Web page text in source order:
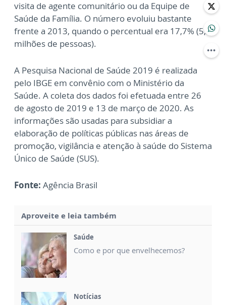
visita de agente comunitário ou da Equipe de
Saúde da Família. O número evoluiu bastante
frente a 2013, quando o percentual era 17,7% (5,3
milhões de pessoas).
A Pesquisa Nacional de Saúde 2019 é realizada
pelo IBGE em convênio com o Ministério da
Saúde. A coleta dos dados foi efetuada entre 26
de agosto de 2019 e 13 de março de 2020. As
informações são usadas para subsidiar a
elaboração de políticas públicas nas áreas de
promoção, vigilância e atenção à saúde do Sistema
Único de Saúde (SUS).
Fonte: Agência Brasil
Aproveite e leia também
Saúde
Como e por que envelhecemos?
Notícias